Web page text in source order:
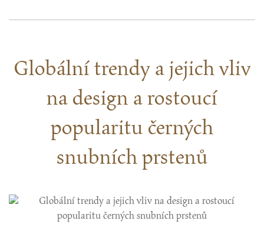
Globální trendy a jejich vliv
na design a rostoucí
popularitu černých
snubních prstenů